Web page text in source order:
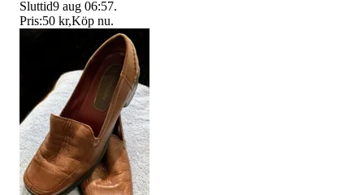
Sluttid9 aug 06:57.
Pris:50 kr,Köp nu.